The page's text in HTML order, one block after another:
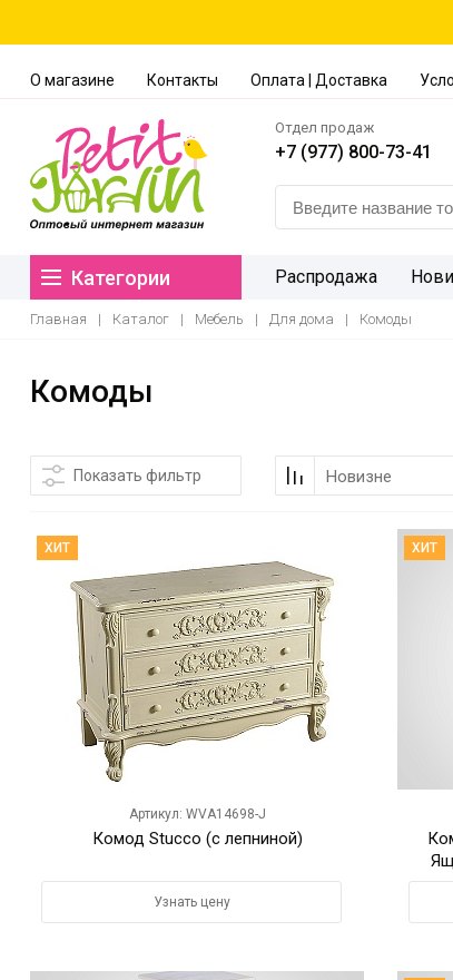
О магазине Контакты Оплата | Доставка
Отдел продаж
+7 (977) 800-73-41
Категории Распродажа
Главная | Каталог | Мебель | Для дома | Комоды
Комоды
Показать фильтр Новизне
ХИТ
Артикул: WVA14698-J
Комод Stucco (с лепниной)
Узнать цену
ХИТ